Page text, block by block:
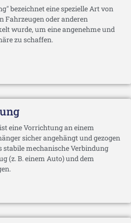
bezeichnet eine spezielle Art von
oder anderen
wurde, um eine angenehme und
zu schaffen.
eine Vorrichtung an einem
sicher angehängt und gezogen
stabile mechanische Verbindung
(z. B. einem Auto) und dem